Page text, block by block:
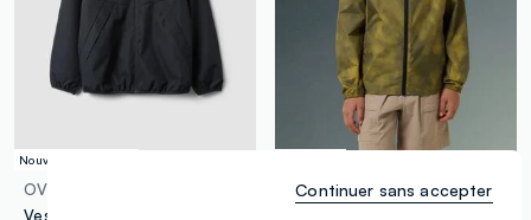
Nouvelle Collection
OVS KIDS
ALTAVIA
Continuer sans accepter